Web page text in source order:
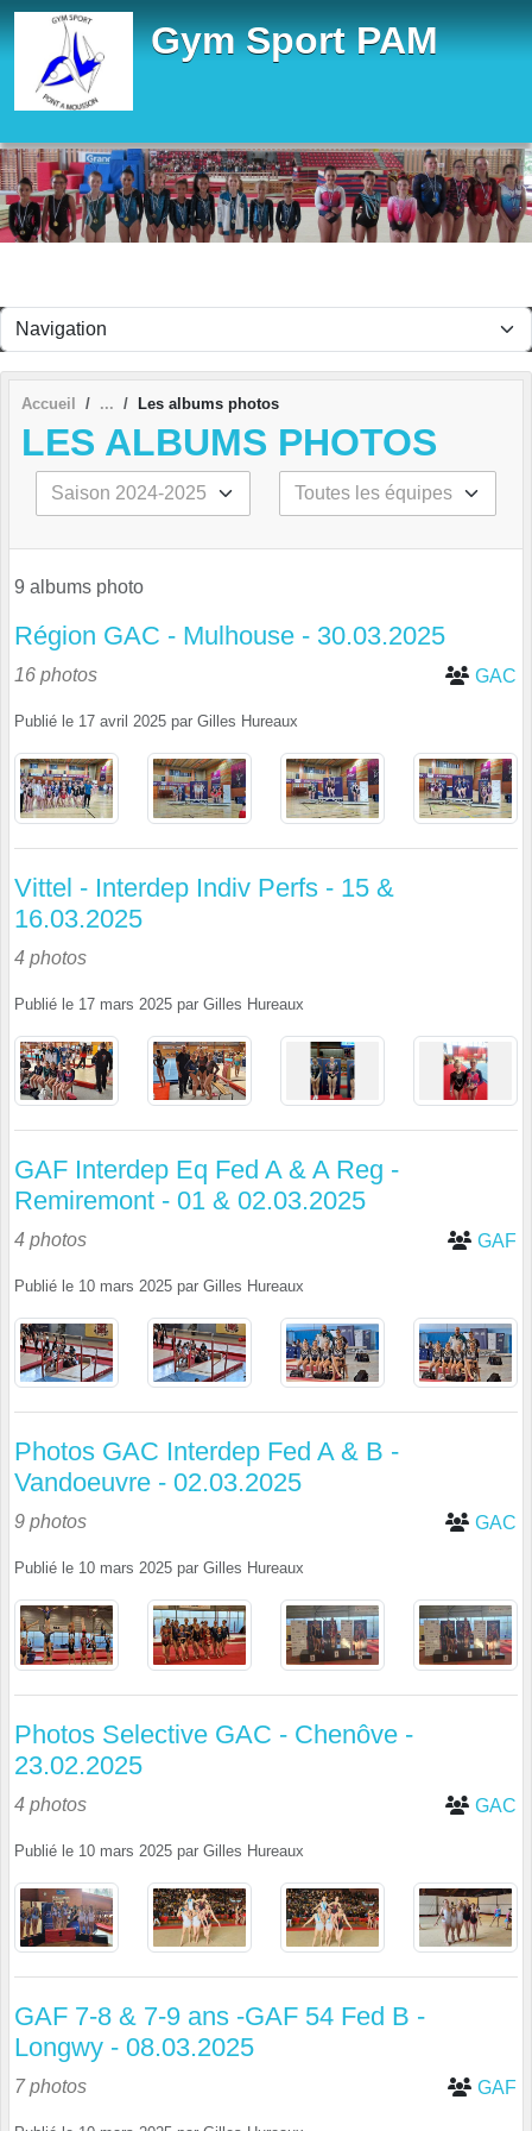
Gym Sport PAM
Accueil Les albums photos
LES ALBUMS PHOTOS
9 albums photo
Région GAC - Mulhouse - 30.03.2025
16 photos GAC
Publié le 17 avril 2025 par Gilles Hureaux
Vittel - Interdep Indiv Perfs - 15 &
16.03.2025
4 photos
Publié le 17 mars 2025 par Gilles Hureaux
GAF Interdep Eq Fed A & A Reg -
Remiremont - 01 & 02.03.2025
4 photos GAF
Publié le 10 mars 2025 par Gilles Hureaux
Photos GAC Interdep Fed A & B -
Vandoeuvre - 02.03.2025
9 photos GAC
Publié le 10 mars 2025 par Gilles Hureaux
Photos Selective GAC - Chenôve -
23.02.2025
4 photos GAC
Publié le 10 mars 2025 par Gilles Hureaux
GAF 7-8 & 7-9 ans -GAF 54 Fed B -
Longwy - 08.03.2025
7 photos GAF
Panneau de gestion des cookies